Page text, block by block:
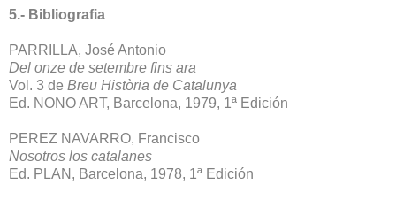
5.- Bibliografia
PARRILLA, José Antonio
Del onze de setembre fins ara
Vol. 3 de Breu Història de Catalunya
Ed. NONO ART, Barcelona, 1979, 1ª Edición
PEREZ NAVARRO, Francisco
Nosotros los catalanes
Ed. PLAN, Barcelona, 1978, 1ª Edición